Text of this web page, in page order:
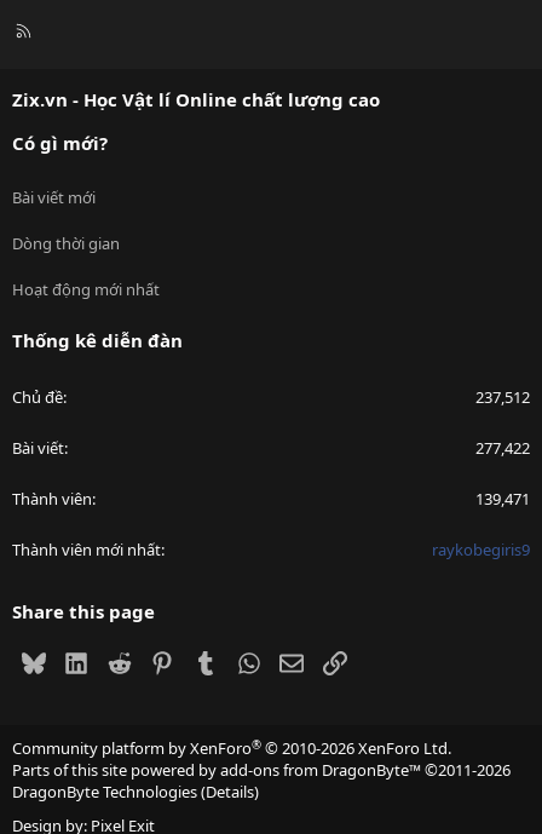
R
Zix.vn - Học Vật lí Online chất lượng cao
Có gì mới?
Bài viết mới
Dòng thời gian
Hoạt động mới nhất
Thống kê diễn đàn
Chủ đề 237,512
Bài viết 277,422
Thành viên 139,471
Thành viên mới nhất raykobegiris9
Share this page
BlueskyLinkedIn
Reddit PinterestTumblrWhatsApp
EmailLink
Community platform by XenForo® © 2010-2026 XenForo Ltd.
Parts of this site powered byadd-ons from DragonByte™©2011-2026
DragonByte Technologies(Details)
Design by: Pixel Exit